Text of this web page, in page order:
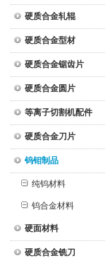
硬质合金轧辊
硬质合金型材
硬质合金锯齿片
硬质合金圆片
等离子切割机配件
硬质合金刀片
钨钼制品
纯钨材料
钨合金材料
硬面材料
硬质合金铣刀